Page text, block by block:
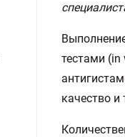
тестами (in
качество и